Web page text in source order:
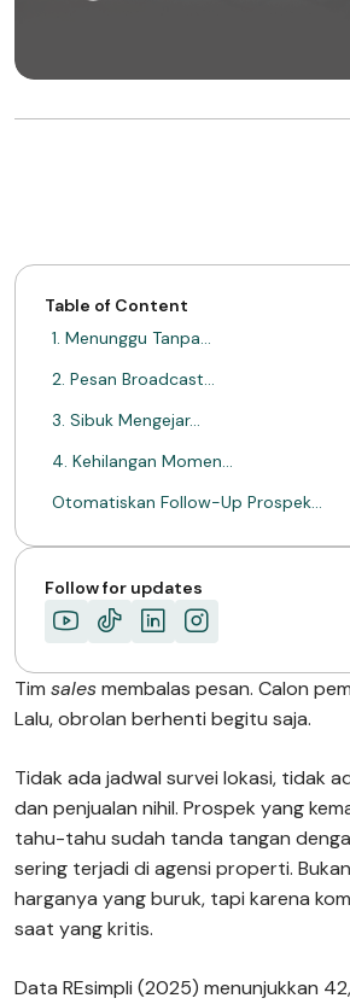
Table of Content
1. Menunggu Tanpa…
2. Pesan Broadcast…
3. Sibuk Mengejar…
4. Kehilangan Momen…
Otomatiskan Follow-Up Prospek…
TENTANG MIMIN
Follow for updates
Tim salesmembalas pesan. Calon
Lalu, obrolan berhenti begitu saja.
Tidak ada jadwal survei lokasi, tidak
dan penjualan nihil. Prospek yang
tahu-tahu sudah tanda tangan
sering terjadi di agensi properti.
harganya yang buruk, tapi karena
saat yang kritis.
Data REsimpli (2025) menunjukkan